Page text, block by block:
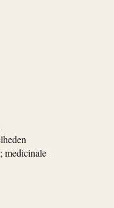
medicinale